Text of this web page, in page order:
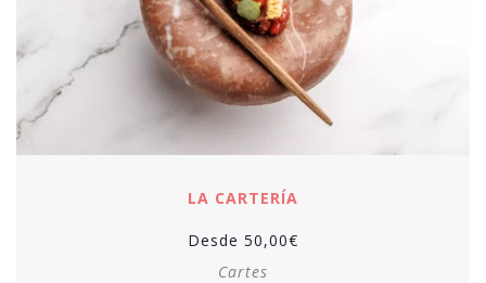
LA CARTERÍA
Desde 50,00€
Cartes